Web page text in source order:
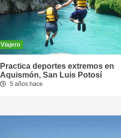
Viajero
Practica deportes extremos en
Aquismón, San Luis Potosí
5 años hace